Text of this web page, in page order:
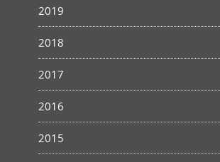
2019
2018
2017
2016
2015